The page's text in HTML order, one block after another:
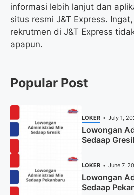
informasi lebih lanjut dan
situs resmi J&T Express.
rekrutmen di J&T Express
apapun.
Popular Post
LOKER July 1,
Lowongan
Sedaap
LOKER June 7,
Lowongan
Sedaap